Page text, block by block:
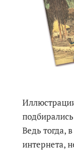
Ведь тогда,
интернета,